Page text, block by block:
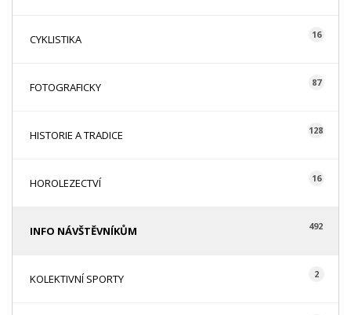
CYKLISTIKA 16
FOTOGRAFICKY 87
HISTORIE A TRADICE 128
HOROLEZECTVÍ 16
INFO NÁVŠTĚVNÍKŮM 492
KOLEKTIVNÍ SPORTY 2